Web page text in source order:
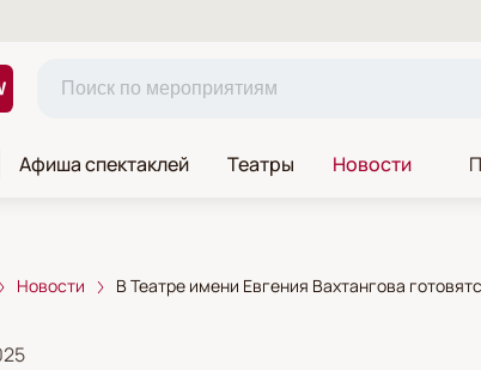
Афиша спектаклей Театры Новости
Новости В Театре имени Евгения Вахтангова